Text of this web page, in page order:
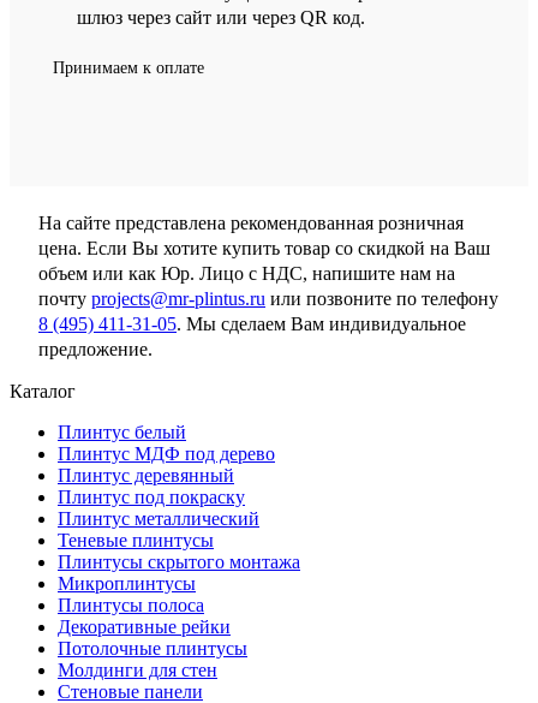
шлюз через сайт или через QR код.
Принимаем к оплате
На сайте представлена рекомендованная розничная
цена. Если Вы хотите купить товар со скидкой на Ваш
объем или как Юр. Лицо с НДС, напишите нам на
почту projects@mr-plintus.ru или позвоните по телефону
8 (495) 411-31-05. Мы сделаем Вам индивидуальное
предложение.
Каталог
Плинтус белый
Плинтус МДФ под дерево
Плинтус деревянный
Плинтус под покраску
Плинтус металлический
Теневые плинтусы
Плинтусы скрытого монтажа
Микроплинтусы
Плинтусы полоса
Декоративные рейки
Потолочные плинтусы
Молдинги для стен
Стеновые панели